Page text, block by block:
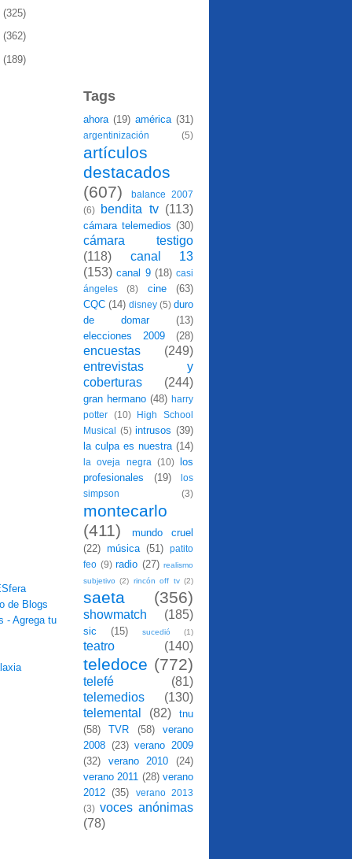
(325)
(362)
(189)
Tags
ahora (19) américa (31)
argentinización (5)
artículos
destacados
(607)
balance 2007
(6)
bendita tv (113)
cámara telemedios (30)
cámara testigo
(118)
canal 13
(153) canal 9 (18) casi
ángeles
(8) cine
(63)
CQC (14) disney (5) duro
de domar
(13)
elecciones 2009
(28)
encuestas
(249)
entrevistas y
coberturas
(244)
gran hermano (48) harry
potter
(10)
High School
Musical (5) intrusos (39)
la culpa es nuestra (14)
la oveja negra (10)
los
profesionales
(19)
los
simpson
(3)
montecarlo
(411)
mundo cruel
(22) música (51)
patito
feo (9) radio (27) realismo
subjetivo (2) rincón off tv (2)
saeta (356)
showmatch (185)
sic (15) sucedió (1)
teatro (140)
teledoce (772)
telefé
(81)
telemedios
(130)
telemental
(82)
tnu
(58)
TVR (58)
verano
2008 (23) verano 2009
(32)
verano 2010
(24)
verano 2011 (28) verano
2012 (35)
verano 2013
(3) voces anónimas
(78)